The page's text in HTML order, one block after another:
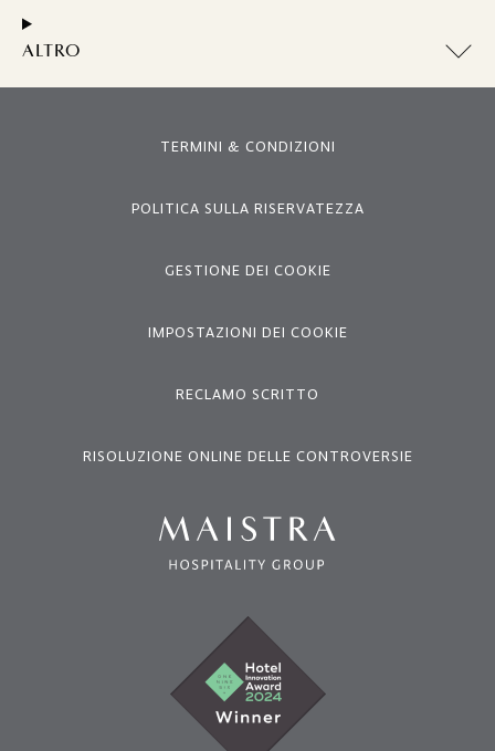
ALTRO
TERMINI & CONDIZIONI
POLITICA SULLA RISERVATEZZA
GESTIONE DEI COOKIE
IMPOSTAZIONI DEI COOKIE
RECLAMO SCRITTO
RISOLUZIONE ONLINE DELLE CONTROVERSIE